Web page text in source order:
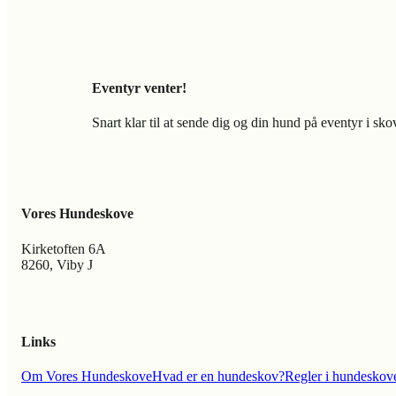
Eventyr venter!
Snart klar til at sende dig og din hund på eventyr i
Vores Hundeskove
Kirketoften 6A
8260, Viby J
Links
Om Vores HundeskoveHvad er en hundeskov?Regler i